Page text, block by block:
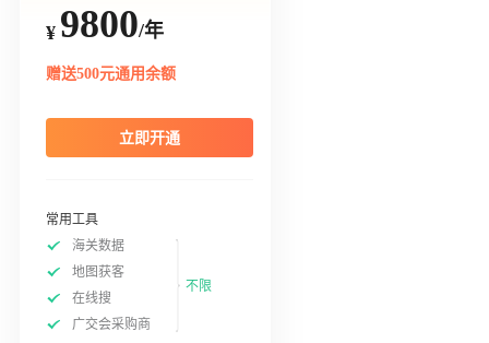
¥ 9800/年
赠送500元通用余额
立即开通
常用工具
海关数据
地图获客
在线搜
广交会采购商
不限